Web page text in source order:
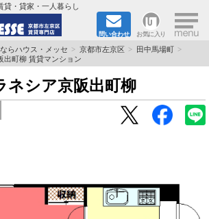
貸・貸家・一人暮らし
問い合わせ お気に入り ×
ション？賃家？
らハウス・メッセ 京都市左京区
田中馬場町
出町柳 賃貸マンション
ネシア京阪出町柳